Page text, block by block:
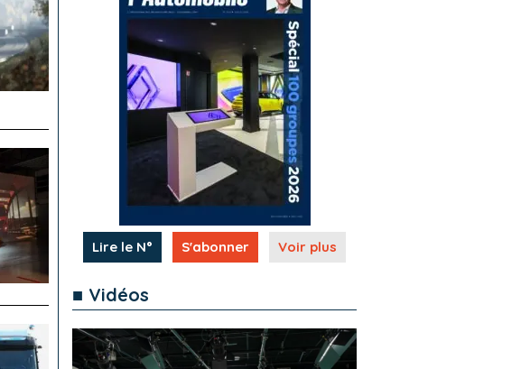
Lire le N° S'abonner Voir plus
■ Vidéos